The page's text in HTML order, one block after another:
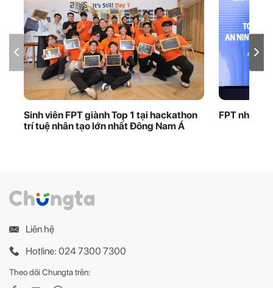
Sinh viên FPT giành Top 1 tại hackathon
trí tuệ nhân tạo lớn nhất Đông Nam Á
FPT nhận
Liên hệ
Hotline: 024 7300 7300
Theo dõi Chungta trên: